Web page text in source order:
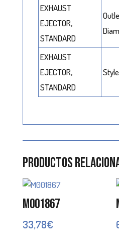
EXHAUST
EJECTOR,
STANDARD
EXHAUST
EJECTOR,
STANDARD
Style
Productos
M001867
33,78€